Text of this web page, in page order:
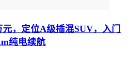
元，定位A级插混SUV，入门
纯电续航